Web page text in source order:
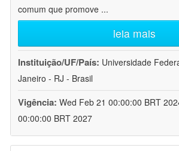
comum que promove ...
leia mais
Instituição/UF/País: Universidade
Janeiro - RJ - Brasil
Vigência: Wed Feb 21 00:00:00 BRT
00:00:00 BRT 2027